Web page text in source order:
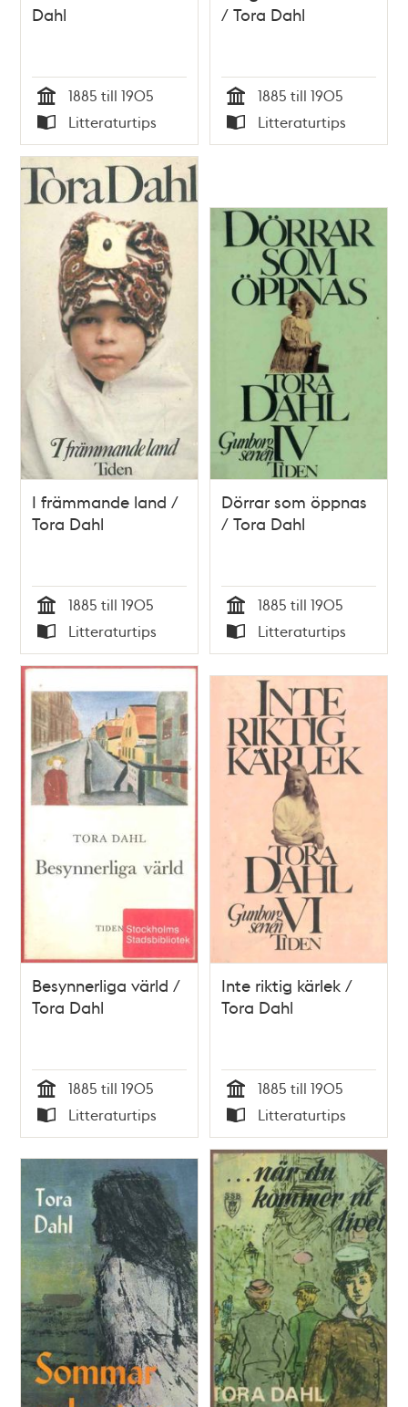
Dahl
Tid
1885 till 1905
Typ
Litteraturtips
/ Tora Dahl
Tid
1885 till 1905
Typ
Litteraturtips
I främmande land /
Tora Dahl
Tid
1885 till 1905
Typ
Litteraturtips
Dörrar som öppnas
/ Tora Dahl
Tid
1885 till 1905
Typ
Litteraturtips
Besynnerliga värld /
Tora Dahl
Tid
1885 till 1905
Typ
Litteraturtips
Inte riktig kärlek /
Tora Dahl
Tid
1885 till 1905
Typ
Litteraturtips